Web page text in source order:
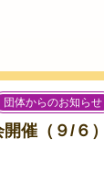
団体からのお知らせ
催（９/６）